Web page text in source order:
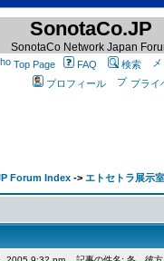
SonotaCo.JP
SonotaCo Network Japan
Top Page FAQ
検索
プロフィール
プライ
Forum Index -> エトセトラ展示室